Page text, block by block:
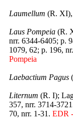
Laumellum (R.
Laus Pompeia (R.
nrr. 6344-6405; p.
1079, 62; p. 196,
Pompeia
Laebactium Pagus
Liternum (R. I);
357, nrr. 3714-
70, nrr. 1-31.EDR